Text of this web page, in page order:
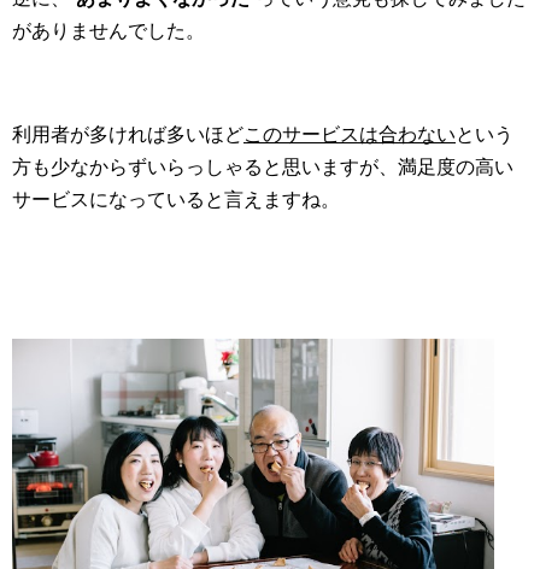
がありませんでした。
利用者が多ければ多いほどこのサービスは合わないという
方も少なからずいらっしゃると思いますが、満足度の高い
サービスになっていると言えますね。